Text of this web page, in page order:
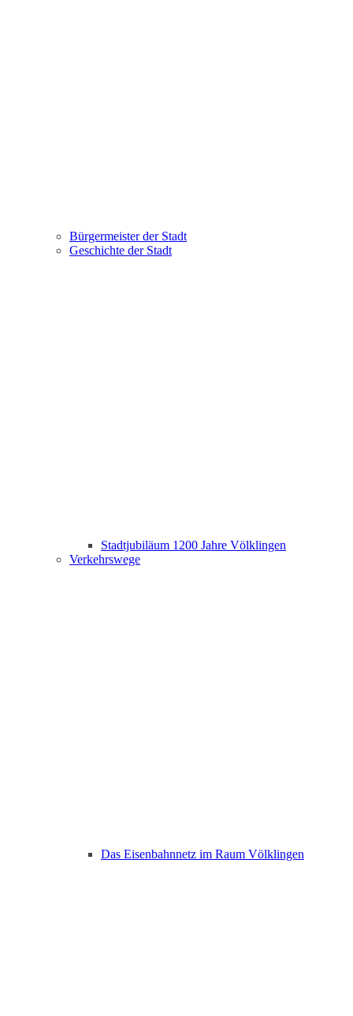
Bürgermeister der Stadt
Geschichte der Stadt
Stadtjubiläum 1200 Jahre Völklingen
Verkehrswege
Das Eisenbahnnetz im Raum Völklingen